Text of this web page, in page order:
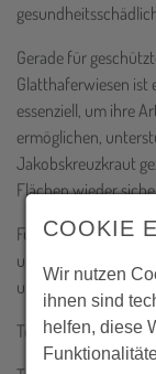
Gerade für
Glatthaferwiesen ist
essenziell, um ihre
ermöglichen,
Jakobskreuzkraut
Flächen wieder
Für die diesjährige
und Helfer, die uns
unterstützen
Termin: 04.07.2026
COOKIE
Wir nutzen
ihnen sind
helfen, diese